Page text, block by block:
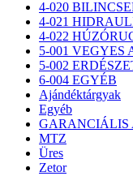
4-020
4-021
4-022
5-001 VEGYES
5-002
6-004 EGYÉB
Ajándéktárgyak
Egyéb
GARANCIÁLIS
MTZ
Üres
Zetor